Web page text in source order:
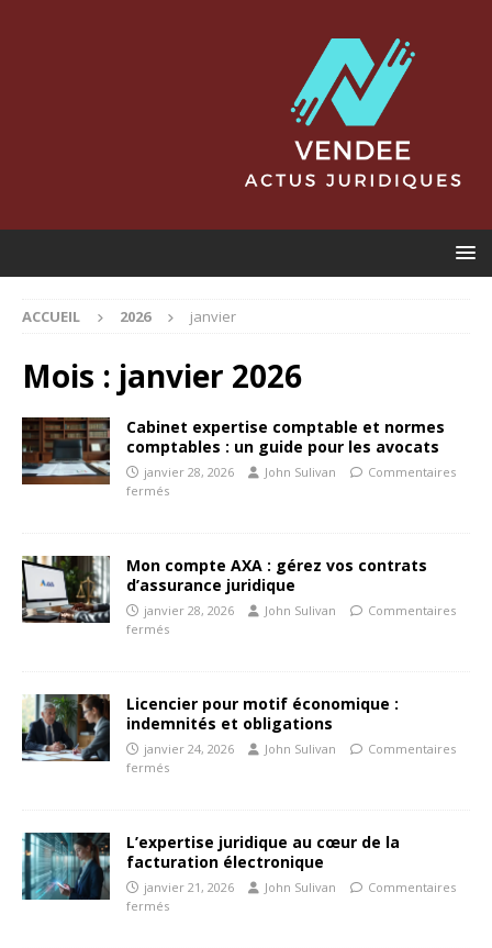
ACCUEIL 2026 janvier
Mois : janvier 2026
Cabinet expertise comptable et normes
comptables : un guide pour les avocats
janvier 28, 2026 John Sulivan
Commentaires
fermés
Mon compte AXA : gérez vos contrats
d’assurance juridique
janvier 28, 2026 John Sulivan
Commentaires
fermés
Licencier pour motif économique :
indemnités et obligations
janvier 24, 2026 John Sulivan
Commentaires
fermés
L’expertise juridique au cœur de la
facturation électronique
janvier 21, 2026 John Sulivan
Commentaires
fermés